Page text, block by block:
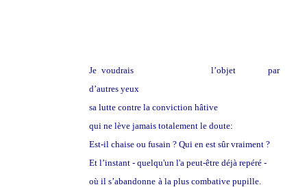
Je voudrais l’objet
par
d’autres yeux
sa lutte contre la conviction hâtive
qui ne lève jamais totalement le doute:
Est-il chaise ou fusain ? Qui en est sûr vraiment ?
Et l’instant - quelqu'un l'a peut-être déjà repéré -
où il s’abandonne à la plus combative pupille.